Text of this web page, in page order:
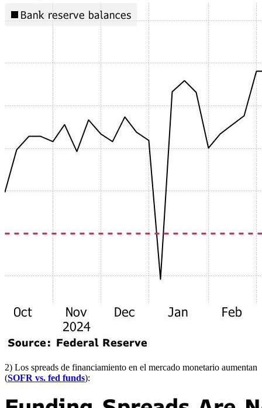
2) Los spreads de financiamiento en el mercado monetario aumentan
(SOFR vs. fed funds):